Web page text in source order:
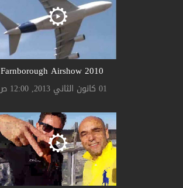
Farnborough Airshow 2010
01 كانون الثاني 2013, 12:00 ص